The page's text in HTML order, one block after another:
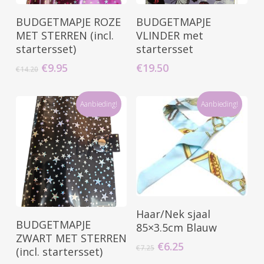
Toevoegen Aan
Winkelwagen
BUDGETMAPJE ROZE
MET STERREN (incl.
startersset)
€14.20 Oorspronkelijke
was:
€14.20.
€9.95Huidige
is:
€9.95.
Toevoegen Aan
Winkelwagen
BUDGETMAPJE
VLINDER met
startersset
€19.50
Aanbieding!
Toevoegen Aan
Winkelwagen
BUDGETMAPJE
ZWART MET STERREN
(incl. startersset)
Aanbieding!
Toevoegen Aan
Winkelwagen
Haar/Nek sjaal
85×3.5cm Blauw
€7.25 Oorspronkelijke
€6.25